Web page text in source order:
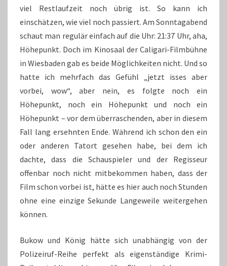
viel Restlaufzeit noch übrig ist. So kann ich
einschätzen, wie viel noch passiert. Am Sonntagabend
schaut man regulär einfach auf die Uhr: 21:37 Uhr, aha,
Höhepunkt. Doch im Kinosaal der Caligari-Filmbühne
in Wiesbaden gab es beide Möglichkeiten nicht. Und so
hatte ich mehrfach das Gefühl „jetzt isses aber
vorbei, wow“, aber nein, es folgte noch ein
Höhepunkt, noch ein Höhepunkt und noch ein
Höhepunkt – vor dem überraschenden, aber in diesem
Fall lang ersehnten Ende. Während ich schon den ein
oder anderen Tatort gesehen habe, bei dem ich
dachte, dass die Schauspieler und der Regisseur
offenbar noch nicht mitbekommen haben, dass der
Film schon vorbei ist, hätte es hier auch noch Stunden
ohne eine einzige Sekunde Langeweile weitergehen
können.
Bukow und König hätte sich unabhängig von der
Polizeiruf-Reihe perfekt als eigenständige Krimi-